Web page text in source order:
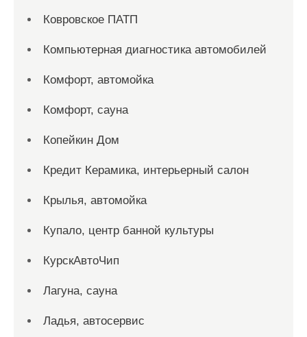
Ковровское ПАТП
Компьютерная диагностика автомобилей
Комфорт, автомойка
Комфорт, сауна
Копейкин Дом
Кредит Керамика, интерьерный салон
Крылья, автомойка
Купало, центр банной культуры
КурскАвтоЧип
Лагуна, сауна
Ладья, автосервис